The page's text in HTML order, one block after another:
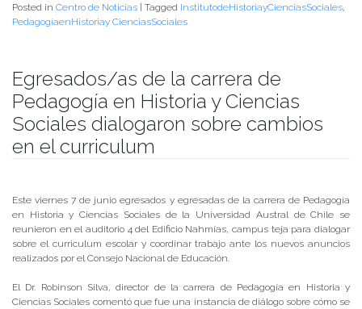
Posted in Centro de Noticias Tagged InstitutodeHistoriayCienciasSociales,
PedagogíaenHistoriay CienciasSociales
Egresados/as de la carrera de
Pedagogía en Historia y Ciencias
Sociales dialogaron sobre cambios
en el curriculum
Este viernes 7 de junio egresados y egresadas de la carrera de Pedagogía
en Historia y Ciencias Sociales de la Universidad Austral de Chile se
reunieron en el auditorio 4 del Edificio Nahmías, campus teja para dialogar
sobre el curriculum escolar y coordinar trabajo ante los nuevos anuncios
realizados por el Consejo Nacional de Educación.
El Dr. Robinson Silva, director de la carrera de Pedagogía en Historia y
Ciencias Sociales comentó que fue una instancia de diálogo sobre cómo se